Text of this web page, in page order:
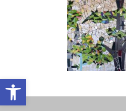
פתח